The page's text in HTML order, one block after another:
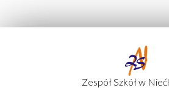
Zespół Szkół w